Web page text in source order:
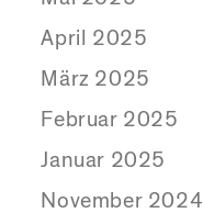
April 2025
März 2025
Februar 2025
Januar 2025
November 2024